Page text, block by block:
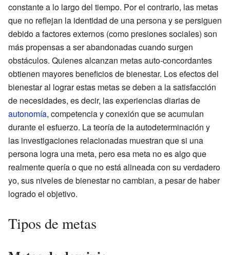
constante a lo largo del tiempo. Por el contrario, las metas
que no reflejan la identidad de una persona y se persiguen
debido a factores externos (como presiones sociales) son
más propensas a ser abandonadas cuando surgen
obstáculos. Quienes alcanzan metas auto-concordantes
obtienen mayores beneficios de bienestar. Los efectos del
bienestar al lograr estas metas se deben a la satisfacción
de necesidades, es decir, las experiencias diarias de
autonomía, competencia y conexión que se acumulan
durante el esfuerzo. La teoría de la autodeterminación y
las investigaciones relacionadas muestran que si una
persona logra una meta, pero esa meta no es algo que
realmente quería o que no está alineada con su verdadero
yo, sus niveles de bienestar no cambian, a pesar de haber
logrado el objetivo.
Tipos de metas